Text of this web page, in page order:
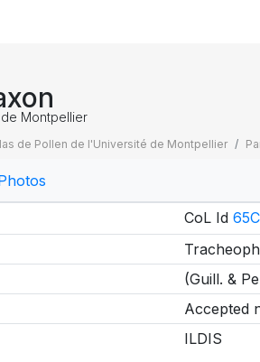
Montpellier
de Pollen de l'Université de Montpellier
CoL Id
(Guill. &
Accepted
ILDIS